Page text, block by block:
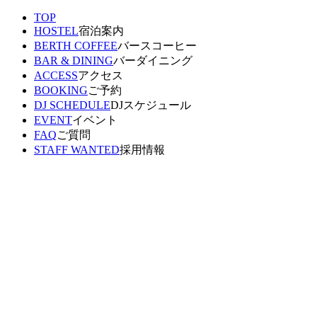
TOP
HOSTEL宿泊案内
BERTH COFFEEバースコーヒー
BAR & DININGバーダイニング
ACCESSアクセス
BOOKINGご予約
DJ SCHEDULEDJスケジュール
EVENTイベント
FAQご質問
STAFF WANTED採用情報